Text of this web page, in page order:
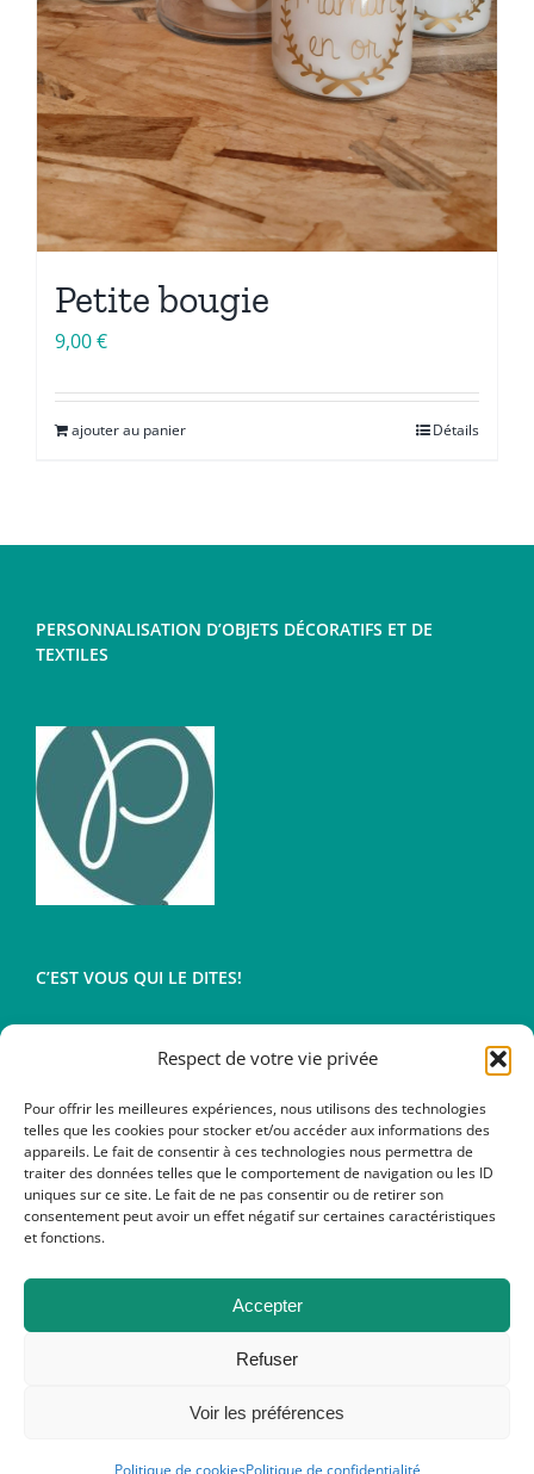
Respect de votre vie privée
Pour offrir les meilleures expériences, nous utilisons des technologies
telles que les cookies pour stocker et/ou accéder aux informations des
appareils. Le fait de consentir à ces technologies nous permettra de
traiter des données telles que le comportement de navigation ou les ID
uniques sur ce site. Le fait de ne pas consentir ou de retirer son
consentement peut avoir un effet négatif sur certaines caractéristiques
et fonctions.
Accepter
Refuser
Voir les préférences
Politique de cookiesPolitique de confidentialité
Petite bougie
9,00€
ajouter au panier Détails
PERSONNALISATION D’OBJETS DÉCORATIFS ET DE
TEXTILES
C’EST VOUS QUI LE DITES!
Conditions générales de vente
Mentions légales
Copyright 2012 - 2020 | All Rights Reserved | Powered by Eric MT